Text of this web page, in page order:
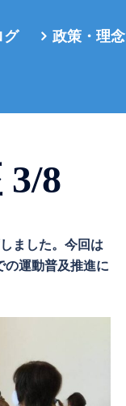
グ 政策・理念
8
ました。今回は
の運動普及推進に